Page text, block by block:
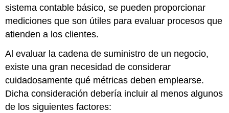
sistema contable básico, se pueden proporcionar
mediciones que son útiles para evaluar procesos que
atienden a los clientes.
Al evaluar la cadena de suministro de un negocio,
existe una gran necesidad de considerar
cuidadosamente qué métricas deben emplearse.
Dicha consideración debería incluir al menos algunos
de los siguientes factores: